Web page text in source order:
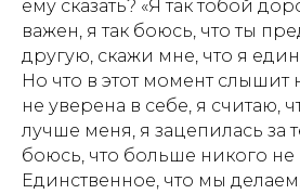
ему сказать? «Я так тобой
важен, я так боюсь, что ты
другую, скажи мне, что я
Но что в этот момент слышит
не уверена в себе, я считаю,
лучше меня, я зацепилась за
боюсь, что больше никого не
Единственное, что мы